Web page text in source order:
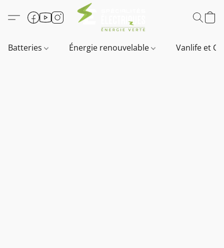
Batteries Énergie renouvelable Vanlife et